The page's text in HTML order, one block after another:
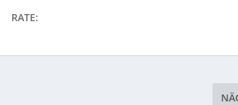
RATE: